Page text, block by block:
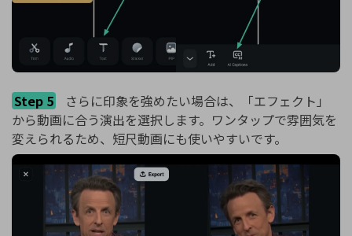
Step 5
さらに印象を強めたい場合は、「エフェクト」
から動画に合う演出を選択します。ワンタップで雰囲気を
変えられるため、短尺動画にも使いやすいです。